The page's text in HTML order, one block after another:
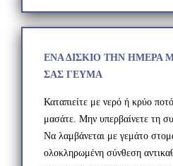
ΕΝΑ ΔΙΣΚΙΟ ΤΗΝ ΗΜΕΡΑ
ΣΑΣ ΓΕΥΜΑ
Καταπιείτε με νερό ή κρύο
μασάτε. Μην υπερβαίνετε τη
Να λαμβάνεται με γεμάτο
ολοκληρωμένη σύνθεση